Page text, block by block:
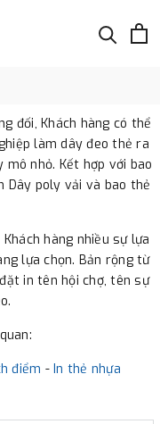
đối, Khách hàng có thể
làm dây đeo thẻ ra
nhỏ. Kết hợp với bao
Dây poly vải và bao thẻ
hàng nhiều sự lựa
lựa chọn. Bản rộng từ
in tên hội chợ, tên sự
điểm - In thẻ nhựa